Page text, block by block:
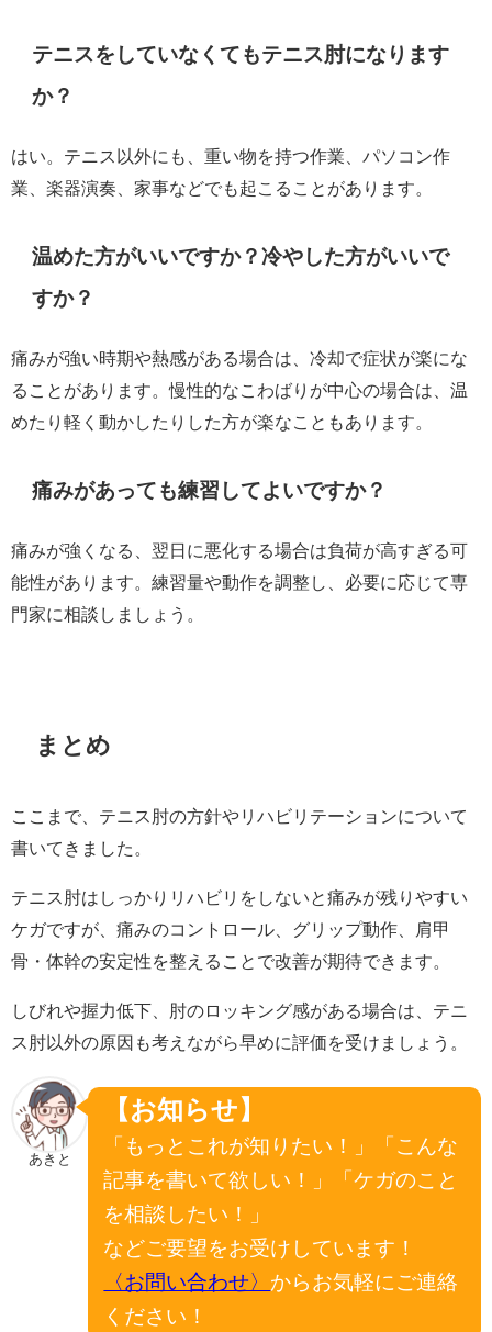
テニスをしていなくてもテニス肘になります
か？
はい。テニス以外にも、重い物を持つ作業、パソコン作
業、楽器演奏、家事などでも起こることがあります。
温めた方がいいですか？冷やした方がいいで
すか？
痛みが強い時期や熱感がある場合は、冷却で症状が楽にな
ることがあります。慢性的なこわばりが中心の場合は、温
めたり軽く動かしたりした方が楽なこともあります。
痛みがあっても練習してよいですか？
痛みが強くなる、翌日に悪化する場合は負荷が高すぎる可
能性があります。練習量や動作を調整し、必要に応じて専
門家に相談しましょう。
まとめ
ここまで、テニス肘の方針やリハビリテーションについて
書いてきました。
テニス肘はしっかりリハビリをしないと痛みが残りやすい
ケガですが、痛みのコントロール、グリップ動作、肩甲
骨・体幹の安定性を整えることで改善が期待できます。
しびれや握力低下、肘のロッキング感がある場合は、テニ
ス肘以外の原因も考えながら早めに評価を受けましょう。
あきと
【お知らせ】
「もっとこれが知りたい！」「こんな
記事を書いて欲しい！」「ケガのこと
を相談したい！」
などご要望をお受けしています！
〈お問い合わせ〉 からお気軽にご連絡
ください！